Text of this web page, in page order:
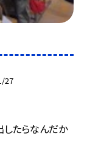
27
したらなんだか